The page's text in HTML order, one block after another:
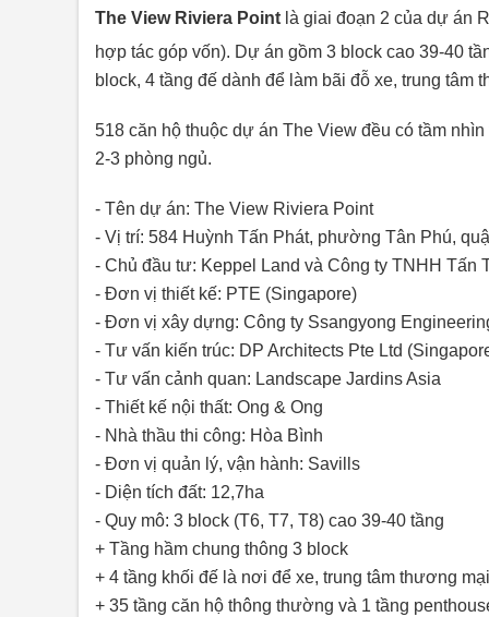
The View Riviera Point là giai đoạn 2 của dự án
hợp tác góp vốn). Dự án gồm 3 block cao 39-40
block, 4 tầng đế dành để làm bãi đỗ xe, trung tâm
518 căn hộ thuộc dự án The View đều có tầm
2-3 phòng ngủ.
- Tên dự án: The View Riviera Point
- Vị trí: 584 Huỳnh Tấn Phát, phường Tân Phú,
- Chủ đầu tư: Keppel Land và Công ty TNHH Tấn
- Đơn vị thiết kế: PTE (Singapore)
- Đơn vị xây dựng: Công ty Ssangyong
- Tư vấn kiến trúc: DP Architects Pte Ltd
- Tư vấn cảnh quan: Landscape Jardins Asia
- Thiết kế nội thất: Ong & Ong
- Nhà thầu thi công: Hòa Bình
- Đơn vị quản lý, vận hành: Savills
- Diện tích đất: 12,7ha
- Quy mô: 3 block (T6, T7, T8) cao 39-40 tầng
+ Tầng hầm chung thông 3 block
+ 4 tầng khối đế là nơi để xe, trung tâm thương
+ 35 tầng căn hộ thông thường và 1 tầng